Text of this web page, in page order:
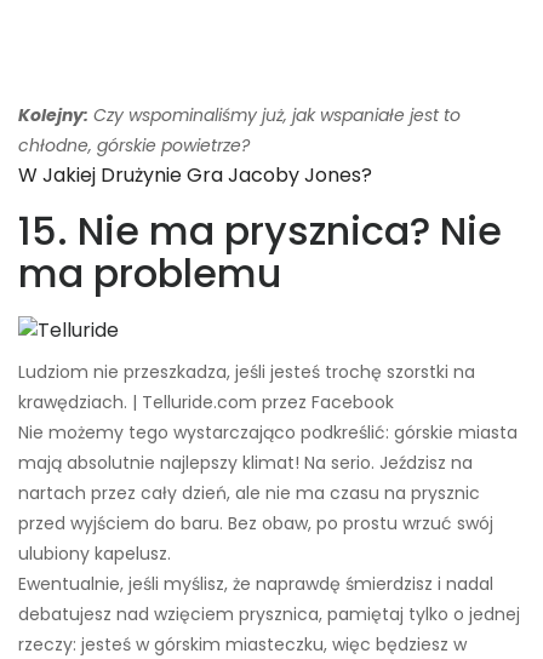
Kolejny: Czy wspominaliśmy już, jak wspaniałe jest to
chłodne, górskie powietrze?
W Jakiej Drużynie Gra Jacoby Jones?
15. Nie ma prysznica? Nie
ma problemu
Ludziom nie przeszkadza, jeśli jesteś trochę szorstki na
krawędziach. | Telluride.com przez Facebook
Nie możemy tego wystarczająco podkreślić: górskie miasta
mają absolutnie najlepszy klimat! Na serio. Jeździsz na
nartach przez cały dzień, ale nie ma czasu na prysznic
przed wyjściem do baru. Bez obaw, po prostu wrzuć swój
ulubiony kapelusz.
Ewentualnie, jeśli myślisz, że naprawdę śmierdzisz i nadal
debatujesz nad wzięciem prysznica, pamiętaj tylko o jednej
rzeczy: jesteś w górskim miasteczku, więc będziesz w